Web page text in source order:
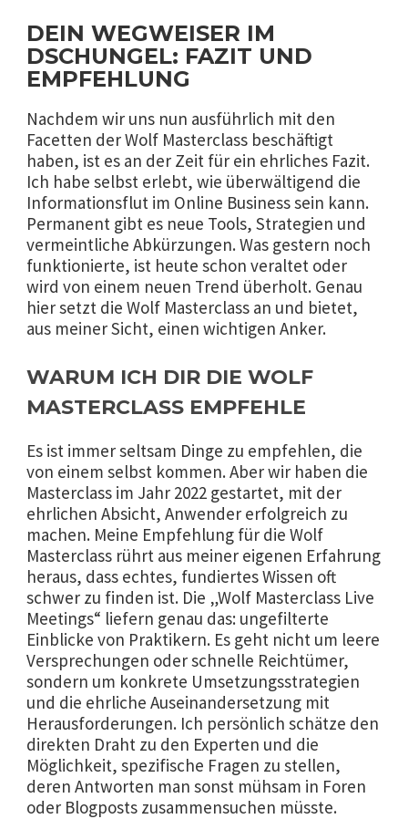
DEIN WEGWEISER IM
DSCHUNGEL: FAZIT UND
EMPFEHLUNG
Nachdem wir uns nun ausführlich mit den
Facetten der Wolf Masterclass beschäftigt
haben, ist es an der Zeit für ein ehrliches Fazit.
Ich habe selbst erlebt, wie überwältigend die
Informationsflut im Online Business sein kann.
Permanent gibt es neue Tools, Strategien und
vermeintliche Abkürzungen. Was gestern noch
funktionierte, ist heute schon veraltet oder
wird von einem neuen Trend überholt. Genau
hier setzt die Wolf Masterclass an und bietet,
aus meiner Sicht, einen wichtigen Anker.
WARUM ICH DIR DIE WOLF
MASTERCLASS EMPFEHLE
Es ist immer seltsam Dinge zu empfehlen, die
von einem selbst kommen. Aber wir haben die
Masterclass im Jahr 2022 gestartet, mit der
ehrlichen Absicht, Anwender erfolgreich zu
machen. Meine Empfehlung für die Wolf
Masterclass rührt aus meiner eigenen Erfahrung
heraus, dass echtes, fundiertes Wissen oft
schwer zu finden ist. Die „Wolf Masterclass Live
Meetings“ liefern genau das: ungefilterte
Einblicke von Praktikern. Es geht nicht um leere
Versprechungen oder schnelle Reichtümer,
sondern um konkrete Umsetzungsstrategien
und die ehrliche Auseinandersetzung mit
Herausforderungen. Ich persönlich schätze den
direkten Draht zu den Experten und die
Möglichkeit, spezifische Fragen zu stellen,
deren Antworten man sonst mühsam in Foren
oder Blogposts zusammensuchen müsste.